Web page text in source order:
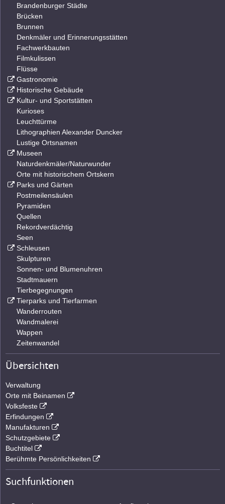
Brandenburger Städte
Brücken
Brunnen
Denkmäler und Erinnerungsstätten
Fachwerkbauten
Filmkulissen
Flüsse
Gastronomie
Historische Gebäude
Kultur- und Sportstätten
Kurioses
Leuchttürme
Lithographien Alexander Duncker
Lustige Ortsnamen
Museen
Naturdenkmäler/Naturwunder
Orte mit historischem Ortskern
Parks und Gärten
Postmeilensäulen
Pyramiden
Quellen
Rekordverdächtig
Seen
Schleusen
Skulpturen
Sonnen- und Blumenuhren
Stadtmauern
Tierbegegnungen
Tierparks und Tierfarmen
Wanderrouten
Wandmalerei
Wappen
Zeitenwandel
Übersichten
Verwaltung
Orte mit Beinamen
Volksfeste
Erfindungen
Manufakturen
Schutzgebiete
Buchtitel
Berühmte Persönlichkeiten
Suchfunktionen